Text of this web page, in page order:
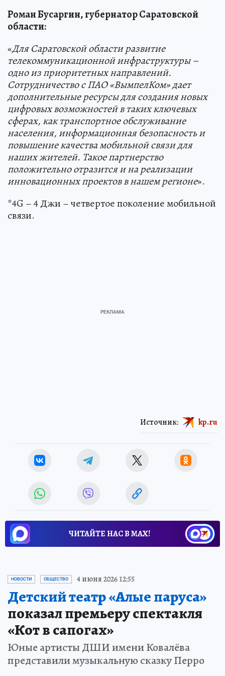
Роман Бусаргин, губернатор Саратовской
области:
«Для Саратовской области развитие
телекоммуникационной инфраструктуры –
одно из приоритетных направлений.
Сотрудничество с ПАО «ВымпелКом» дает
дополнительные ресурсы для создания новых
цифровых возможностей в таких ключевых
сферах, как транспортное обслуживание
населения, информационная безопасность и
повышение качества мобильной связи для
наших жителей. Такое партнерство
положительно отразится и на реализации
инновационных проектов в нашем регионе».
*4G – 4 Джи – четвертое поколение мобильной
связи.
Источник: kp.ru
ЧИТАЙТЕ НАС В МАХ!
НОВОСТИ ОБЩЕСТВО 4 июня 2026 12:55
Детский театр «Алые паруса»
показал премьеру спектакля
«Кот в сапогах»
Юные артисты ДШИ имени Ковалёва
представили музыкальную сказку Перро